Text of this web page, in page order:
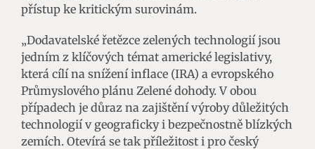
přístup ke kritickým surovinám.
„Dodavatelské řetězce zelených technologií jsou
jedním z klíčových témat americké legislativy,
která cílí na snížení inflace (IRA) a evropského
Průmyslového plánu Zelené dohody. V obou
případech je důraz na zajištění výroby důležitých
technologií v geograficky i bezpečnostně blízkých
zemích. Otevírá se tak příležitost i pro český